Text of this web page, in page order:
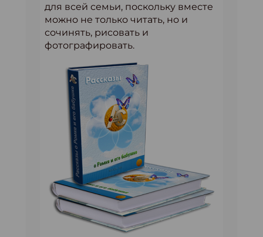
для всей семьи, поскольку вместе
можно не только читать, но и
сочинять, рисовать и
фотографировать.